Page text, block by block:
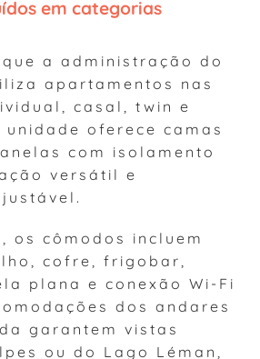
em categorias
a administração do
apartamentos nas
casal, twin e
unidade oferece camas
com isolamento
versátil e
os cômodos incluem
cofre, frigobar,
plana e conexão Wi-Fi
dos andares
garantem vistas
ou do Lago Léman,